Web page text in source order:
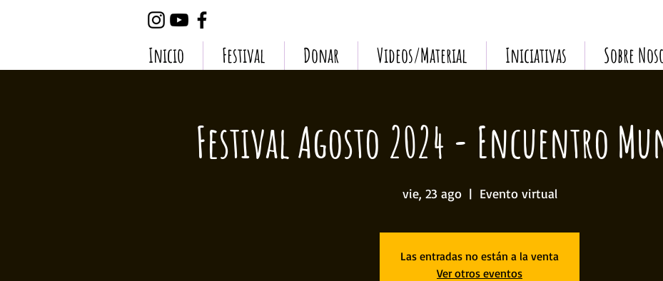
Inicio Festival Donar Videos/Material Iniciativas Sobre
Festival Agosto 2024 - Encuentro
vie, 23 ago
  |
Evento virtual
Las entradas no están a la venta
Ver otros eventos